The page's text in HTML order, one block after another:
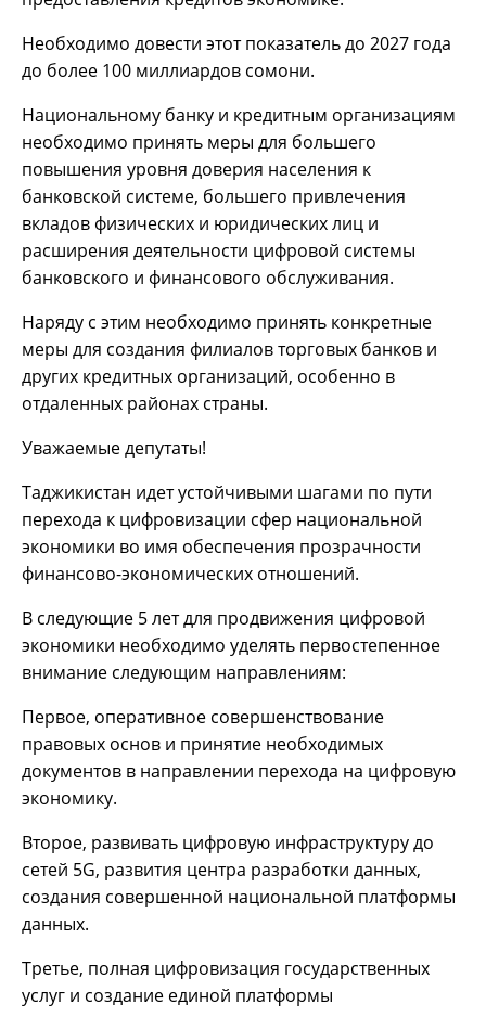
Необходимо довести этот показатель до 2027 года
до более 100 миллиардов сомони.
Национальному банку и кредитным организациям
необходимо принять меры для большего
повышения уровня доверия населения к
банковской системе, большего привлечения
вкладов физических и юридических лиц и
расширения деятельности цифровой системы
банковского и финансового обслуживания.
Наряду с этим необходимо принять конкретные
меры для создания филиалов торговых банков и
других кредитных организаций, особенно в
отдаленных районах страны.
Уважаемые депутаты!
Таджикистан идет устойчивыми шагами по пути
перехода к цифровизации сфер национальной
экономики во имя обеспечения прозрачности
финансово-экономических отношений.
В следующие 5 лет для продвижения цифровой
экономики необходимо уделять первостепенное
внимание следующим направлениям:
Первое, оперативное совершенствование
правовых основ и принятие необходимых
документов в направлении перехода на цифровую
экономику.
Второе, развивать цифровую инфраструктуру до
сетей 5G, развития центра разработки данных,
создания совершенной национальной платформы
данных.
Третье, полная цифровизация государственных
услуг и создание единой платформы